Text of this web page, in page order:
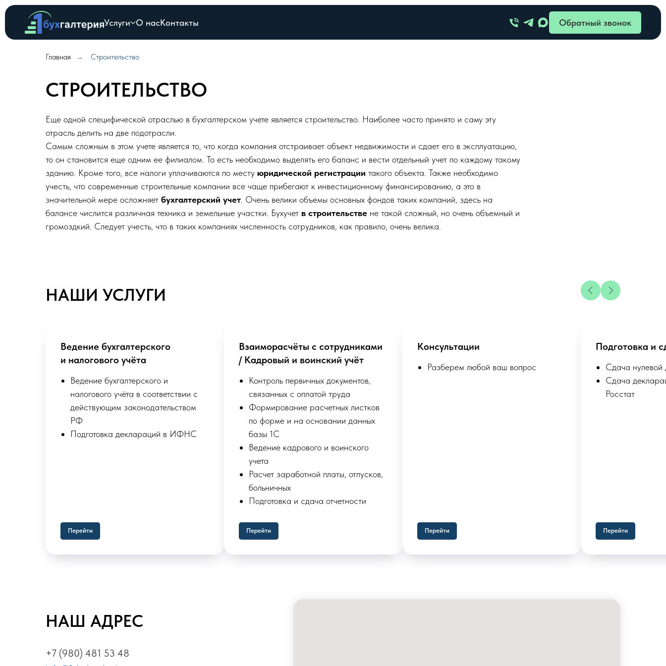
Услуги О насКонтакты Обратный звонок
Главная → Строительство
СТРОИТЕЛЬСТВО
Еще одной специфической отраслью в бухгалтерском учете является строительство. Наиболее часто принято и саму эту
отрасль делить на две подотрасли.
Самым сложным в этом учете является то, что когда компания отстраивает объект недвижимости и сдает его в эксплуатацию,
то он становится еще одним ее филиалом. То есть необходимо выделять его баланс и вести отдельный учет по каждому такому
зданию. Кроме того, все налоги уплачиваются по месту юридической регистрации такого объекта. Также необходимо
учесть, что современные строительные компании все чаще прибегают к инвестиционному финансированию, а это в
значительной мере осложняет бухгалтерский учет . Очень велики объемы основных фондов таких компаний, здесь на
балансе числится различная техника и земельные участки. Бухучет в строительстве не такой сложный, но очень объемный и
громоздкий. Следует учесть, что в таких компаниях численность сотрудников, как правило, очень велика.
НАШИ УСЛУГИ
Ведение бухгалтерского
и налогового учёта
Ведение бухгалтерского и
налогового учёта в соответствии с
действующим законодательством
РФ
Подготовка деклараций в ИФНС
Перейти
Взаиморасчёты с сотрудниками
/ Кадровый и воинский учёт
Контроль первичных документов,
связанных с оплатой труда
Формирование расчетных листков
по форме и на основании данных
базы 1С
Ведение кадрового и воинского
учета
Расчет заработной платы, отпусков,
больничных
Подготовка и сдача отчетности
Перейти
Консультации
Разберем любой ваш вопрос
Перейти
Подготовка и
Сдача нулевой
Сдача
Росстат
Перейти
НАШ АДРЕС
+7 (980) 481 53 48